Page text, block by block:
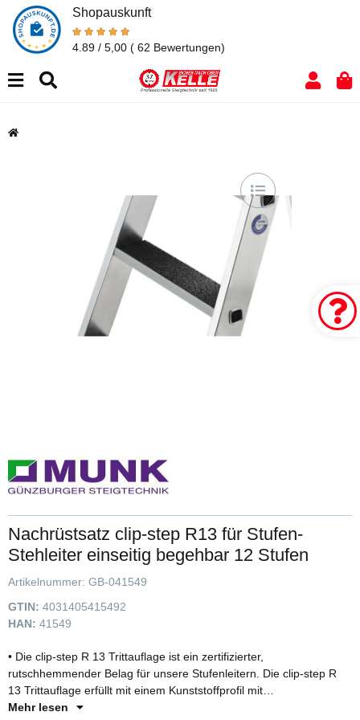
Shopauskunft
4.89 / 5,00 ( 62 Bewertungen)
Nachrüstsatz clip-step R13 für Stufen-
Stehleiter einseitig begehbar 12 Stufen
Artikelnummer: GB-041549
GTIN: 4031405415492
HAN: 41549
• Die clip-step R 13 Trittauflage ist ein zertifizierter,
rutschhemmender Belag für unsere Stufenleitern. Die clip-step R
13 Trittauflage erfüllt mit einem Kunststoffprofil mit
Korundeinstreuung die Vorgaben der Bewertungsgruppe R 13 und
Mehr lesen